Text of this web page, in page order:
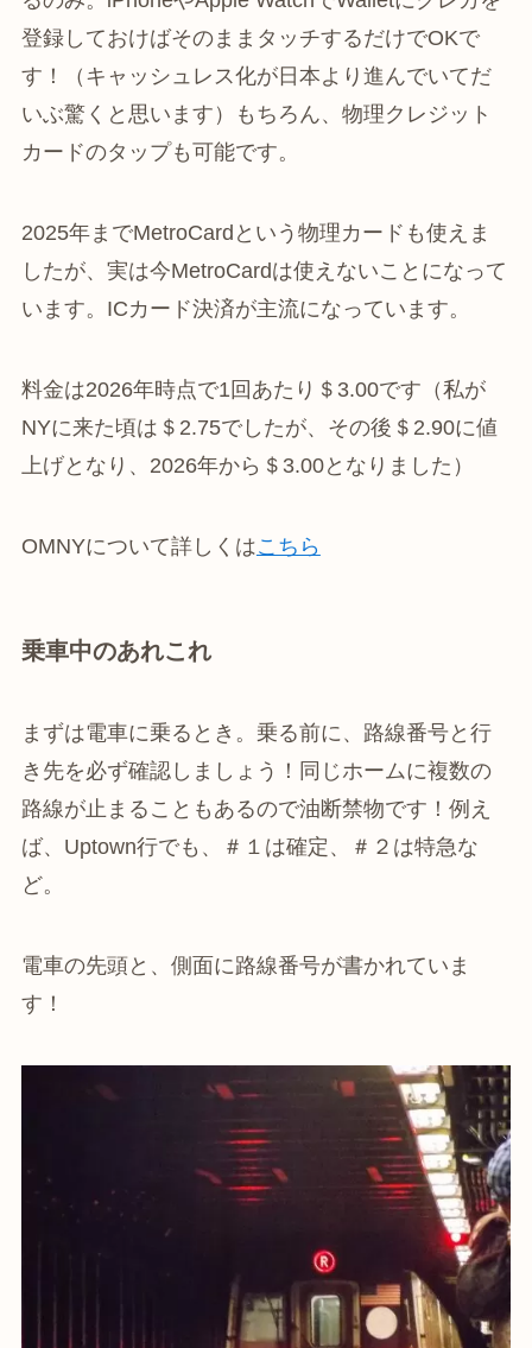
登録しておけばそのままタッチするだけでOKで
す！（キャッシュレス化が日本より進んでいてだ
いぶ驚くと思います）もちろん、物理クレジット
カードのタップも可能です。
2025年までMetroCardという物理カードも使えま
したが、実は今MetroCardは使えないことになって
います。ICカード決済が主流になっています。
料金は2026年時点で1回あたり＄3.00です（私が
NYに来た頃は＄2.75でしたが、その後＄2.90に値
上げとなり、2026年から＄3.00となりました）
OMNYについて詳しくはこちら
乗車中のあれこれ
まずは電車に乗るとき。乗る前に、路線番号と行
き先を必ず確認しましょう！同じホームに複数の
路線が止まることもあるので油断禁物です！例え
ば、Uptown行でも、＃１は確定、＃２は特急な
ど。
電車の先頭と、側面に路線番号が書かれていま
す！